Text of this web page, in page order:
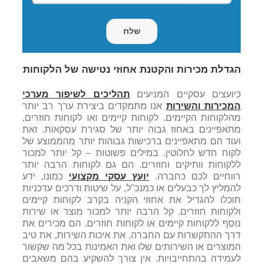
הגדלת מכירות והקטנת אחוזי נטישה של הלקוחות
כיועצים עסקיים המניעיםתהליכים לשיפור מערכי
המכירות והשירות אנו מתמקדים ביצירת ערך רב יותר
מהלקוחות הקיימים. לקוחות קיימים ואו לקוחות חוזרים,
מתאפיינים באחוז גבוה יותר של סגירת עסקאות. זאת
ועוד הם מתאפיינים ברכישות גבוהות יותר מהממוצע של
לקוח חדש לחלוטין. במילים פשוטות – קל יותר למכור
ללקוחות וותיקים וחוזרים. הם גם לקוחות הרבה יותר
רווחיים לכם כחברה. יועץ עסקי מקצועי כמונו, ידע
להמליץ לך כבעלים או כמנכ"ל, על שיטות ודרכים עדכניות
תוכלו להגדיל את אחוזי הקניה בקרב לקוחות קיימים
ולקוחות חוזרים. קל הרבה יותר למכור מוצר או שירות
נוסף ללקוחות קיימים או לקוחות חוזרים. הם מכירים את
דרך ההתקשרות עם החברה, את איכות השירות, את טיב
המוצרים או השירותים שלו ואת האמינות בכל מה שקשור
לעמידה בהתחייבויות. אין צורך להשקיע בהם משאבים